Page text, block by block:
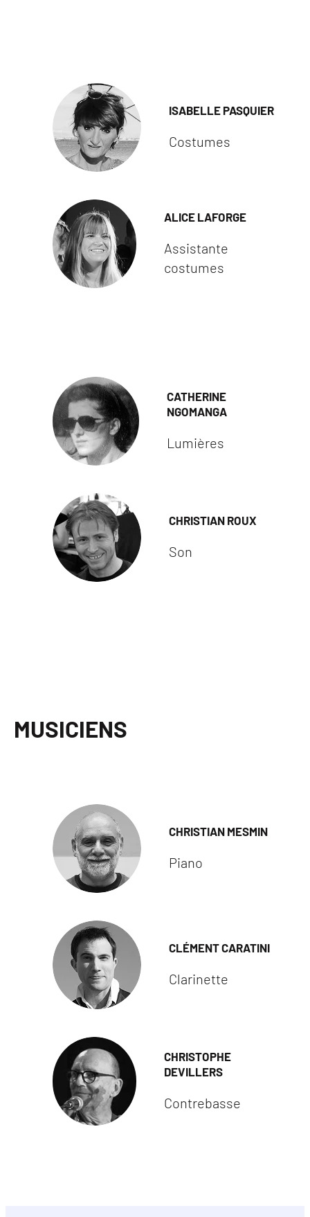
ISABELLE PASQUIER
Costumes
ALICE LAFORGE
Assistante
costumes
CATHERINE
NGOMANGA
Lumières
CHRISTIAN ROUX
Son
MUSICIENS
CHRISTIAN MESMIN
Piano
CLÉMENT CARATINI
Clarinette
CHRISTOPHE
DEVILLERS
Contrebasse